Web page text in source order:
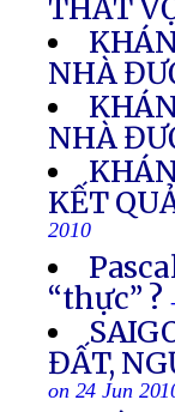
THẤT
NHÀ
NHÀ
KẾT
2010
“thực” ?
ĐẤT,
on 24 Jun